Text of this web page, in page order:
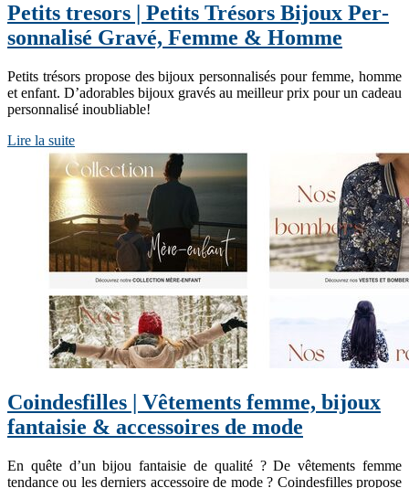
Petits tresors | Petits Trésors Bijoux Per­
son­na­lisé Gravé, Femme & Homme
Petits trésors propose des bijoux personnalisés pour femme, homme
et enfant. D’adorables bijoux gravés au meilleur prix pour un cadeau
personnalisé inoubliable!
Lire la suite
Coin­desfil­les | Vêtements femme, bijoux
fantaisie & accessoires de mode
En quête d’un bijou fantaisie de qualité ? De vêtements femme
tendance ou les derniers accessoire de mode ? Coindesfilles propose